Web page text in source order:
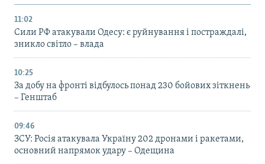
11:02
Сили РФ атакували Одесу: є руйнування і постраждалі,
зникло світло – влада
10:25
За добу на фронті відбулось понад 230 бойових зіткнень
– Генштаб
09:46
ЗСУ: Росія атакувала Україну 202 дронами і ракетами,
основний напрямок удару – Одещина